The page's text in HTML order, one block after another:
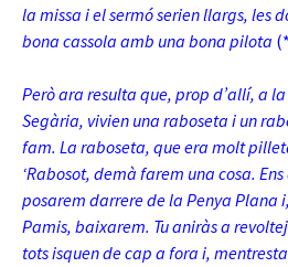
la missa i el sermó serien llargs, les
bona cassola amb una bona pilota
Però ara resulta que, prop d’allí, a
Segària, vivien una raboseta i un
fam. La raboseta, que era molt
‘Rabosot, demà farem una cosa.
posarem darrere de la Penya Plana
Pamis, baixarem. Tu aniràs a
tots isquen de cap a fora i,